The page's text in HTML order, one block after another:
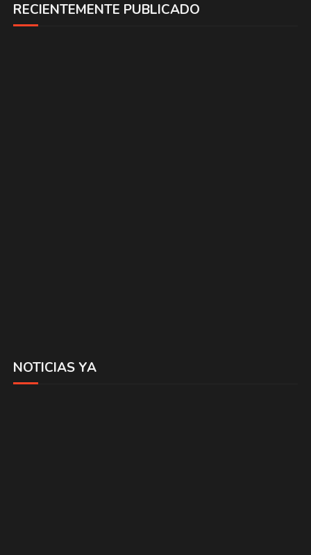
RECIENTEMENTE PUBLICADO
NOTICIAS YA